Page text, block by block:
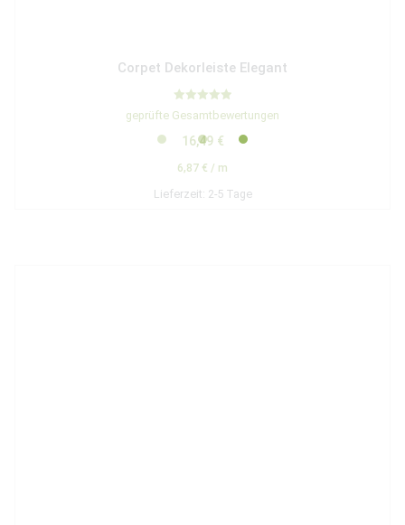
Corpet Dekorleiste Elegant
Bewertet mit
5.00
geprüfte Gesamtbewertungen
16,49 €
6,87 € / m
Lieferzeit: 2-5 Tage